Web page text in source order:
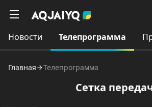
Новости Телепрограмма
Главная Телепрограмма
Сетка